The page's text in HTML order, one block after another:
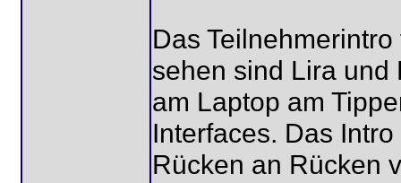
Das
sehen sind Lira und
am Laptop am
Interfaces. Das
Rücken an Rücken